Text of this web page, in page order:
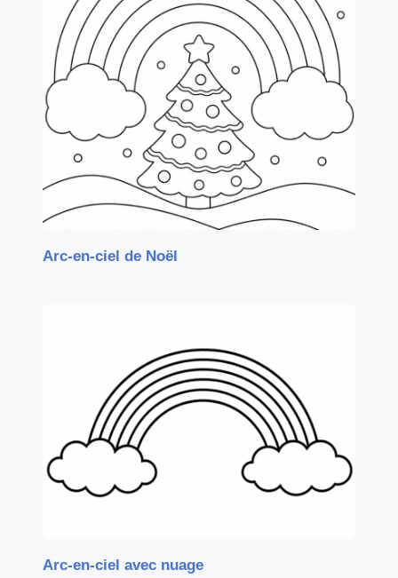
Arc-en-ciel de Noël
Arc-en-ciel avec nuage